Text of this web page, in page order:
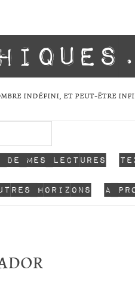
indé­fini, et peut-être
mes lectures
horizons A